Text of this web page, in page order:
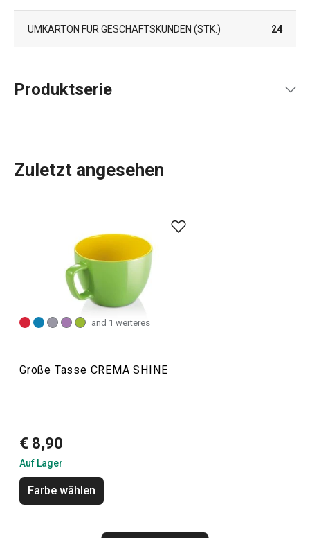
UMKARTON FÜR GESCHÄFTSKUNDEN (STK.) 24
Produktserie
ihr schlichtes, elegantes Design und die zarte Cremefarbe
des Porzellans aus. In dieser Linie finden Sie eine
Vielzahl von Geschirr zum Servieren von heißen und kalten
Getränken, wie Teller Tassen
und Becher,Gläser für Getränke
Produktlinie gehören auch die CREMA SHINE Tassen und
Becher, die mit ihren satten Pastellfarben begeistern.
Zuletzt angesehen
and 1 weiteres
Große Tasse CREMA SHINE
€ 8,90
Auf Lager
Farbe wählen